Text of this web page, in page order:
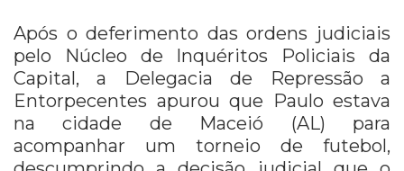
Após o deferimento das ordens judiciais
pelo Núcleo de Inquéritos Policiais da
Capital, a Delegacia de Repressão a
Entorpecentes apurou que Paulo estava
na cidade de Maceió (AL) para
acompanhar um torneio de futebol,